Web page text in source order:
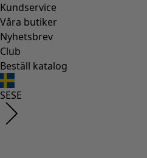
Kundservice
Våra butiker
Nyhetsbrev
Club
Beställ katalog
SESE